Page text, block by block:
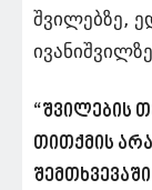
შვილებზე,
“შვილების
თითქმის